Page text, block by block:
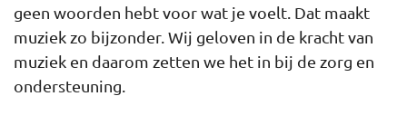
geen woorden hebt voor wat je voelt. Dat maakt
muziek zo bijzonder. Wij geloven in de kracht van
muziek en daarom zetten we het in bij de zorg en
ondersteuning.